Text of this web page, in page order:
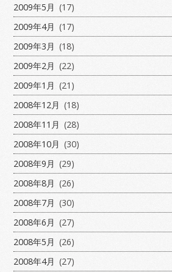
2009年5月 (17)
2009年4月 (17)
2009年3月 (18)
2009年2月 (22)
2009年1月 (21)
2008年12月 (18)
2008年11月 (28)
2008年10月 (30)
2008年9月 (29)
2008年8月 (26)
2008年7月 (30)
2008年6月 (27)
2008年5月 (26)
2008年4月 (27)